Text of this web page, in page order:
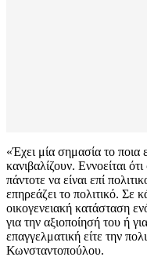
«Έχει μία σημασία το ποια
κανιβαλίζουν. Εννοείται
πάντοτε να είναι επί
επηρεάζει το πολιτικό. Σε
οικογενειακή κατάσταση
για την αξιοποίησή του ή
επαγγελματική είτε την
Κωνσταντοπούλου.